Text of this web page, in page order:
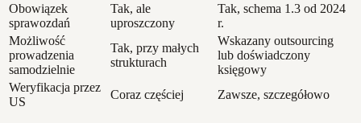
Obowiązek
sprawozdań
Tak, ale
uproszczony
Tak, schema 1.3 od 2024
r.
Możliwość
prowadzenia
samodzielnie
Tak, przy małych
strukturach
Wskazany outsourcing
lub doświadczony
księgowy
Weryfikacja przez
US
Coraz częściej Zawsze, szczegółowo